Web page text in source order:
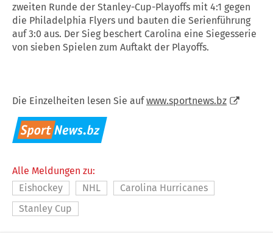
zweiten Runde der Stanley-Cup-Playoffs mit 4:1 gegen
die Philadelphia Flyers und bauten die Serienführung
auf 3:0 aus. Der Sieg beschert Carolina eine Siegesserie
von sieben Spielen zum Auftakt der Playoffs.
Die Einzelheiten lesen Sie aufwww.sportnews.bz
Alle Meldungen zu:
Eishockey
NHL
Carolina Hurricanes
Stanley Cup